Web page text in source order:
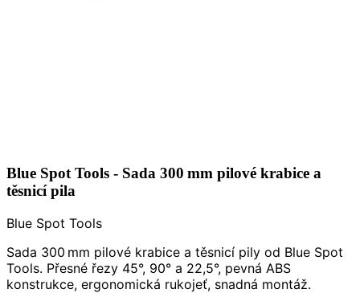
Blue Spot Tools - Sada 300 mm pilové krabice a
těsnicí pila
Blue Spot Tools
Sada 300 mm pilové krabice a těsnicí pily od Blue Spot
Tools. Přesné řezy 45°, 90° a 22,5°, pevná ABS
konstrukce, ergonomická rukojeť, snadná montáž.